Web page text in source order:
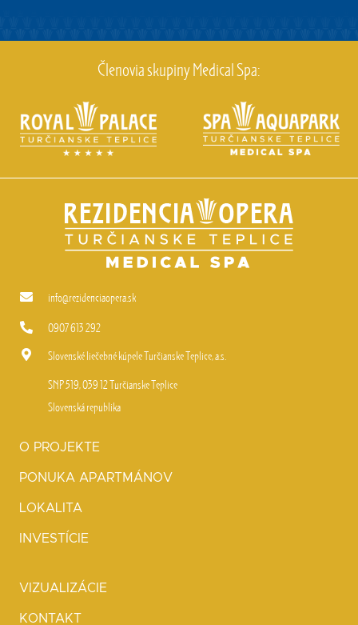
Členovia skupiny Medical Spa:
info@rezidenciaopera.sk
0907 613 292
Slovenské liečebné kúpele Turčianske Teplice, a.s.
SNP 519, 039 12 Turčianske Teplice
Slovenská republika
O PROJEKTE
PONUKA APARTMÁNOV
LOKALITA
INVESTÍCIE
VIZUALIZÁCIE
KONTAKT